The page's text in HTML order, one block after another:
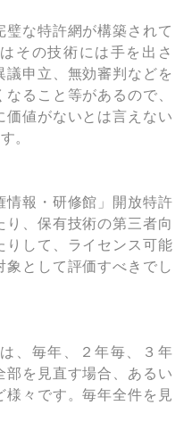
な特許網が構築されて
その技術には手を出さ
申立、無効審判などを
ること等があるので、
価値がないとは言えない
。
報・研修館」開放特許
、保有技術の第三者向
りして、ライセンス可能
として評価すべきでし
、毎年、２年毎、３年
を見直す場合、あるい
様々です。毎年全件を見